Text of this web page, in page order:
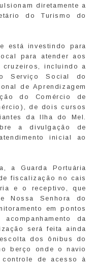
diretamente a
do Turismo do
está investindo para
para atender aos
incluindo a
Serviço Social do
de Aprendizagem
do Comércio de
de dois cursos
da Ilha do Mel.
a divulgação de
inicial ao
a Guarda Portuária
fiscalização no cais
e o receptivo, que
Nossa Senhora do
em pontos
da
será feita ainda
dos ônibus do
berço onde o navio
de acesso à